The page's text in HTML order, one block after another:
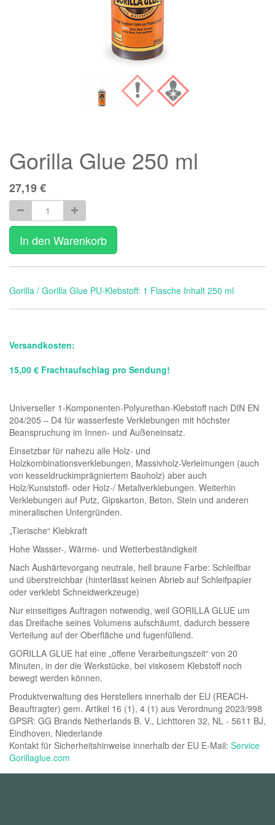
Gorilla Glue 250 ml
27,19€
In den Warenkorb
Gorilla / Gorilla Glue PU-Klebstoff: 1 Flasche Inhalt 250 ml
Versandkosten:
15,00 € Frachtaufschlag pro Sendung!
Universeller 1-Komponenten-Polyurethan-Klebstoff nach DIN EN
204/205 – D4 für wasserfeste Verklebungen mit höchster
Beanspruchung im Innen- und Außeneinsatz.
Einsetzbar für nahezu alle Holz- und
Holzkombinationsverklebungen, Massivholz-Verleimungen (auch
von kesseldruckimprägniertem Bauholz) aber auch
Holz/Kunststoff- oder Holz-/ Metallverklebungen. Weiterhin
Verklebungen auf Putz, Gipskarton, Beton, Stein und anderen
mineralischen Untergründen.
„Tierische“ Klebkraft
Hohe Wasser-, Wärme- und Wetterbeständigkeit
Nach Aushärtevorgang neutrale, hell braune Farbe: Schleifbar
und überstreichbar (hinterlässt keinen Abrieb auf Schleifpapier
oder verklebt Schneidwerkzeuge)
Nur einseitiges Auftragen notwendig, weil GORILLA GLUE um
das Dreifache seines Volumens aufschäumt, dadurch bessere
Verteilung auf der Oberfläche und fugenfüllend.
GORILLA GLUE hat eine „offene Verarbeitungszeit“ von 20
Minuten, in der die Werkstücke, bei viskosem Klebstoff noch
bewegt werden können.
Produktverwaltung des Herstellers innerhalb der EU (REACH-
Beauftragter) gem. Artikel 16 (1), 4 (1) aus Verordnung 2023/998
GPSR: GG Brands Netherlands B. V., Lichttoren 32, NL - 5611 BJ,
Eindhoven, Niederlande
Kontakt für Sicherheitshinweise innerhalb der EU E-Mail: Service
Gorillaglue.com